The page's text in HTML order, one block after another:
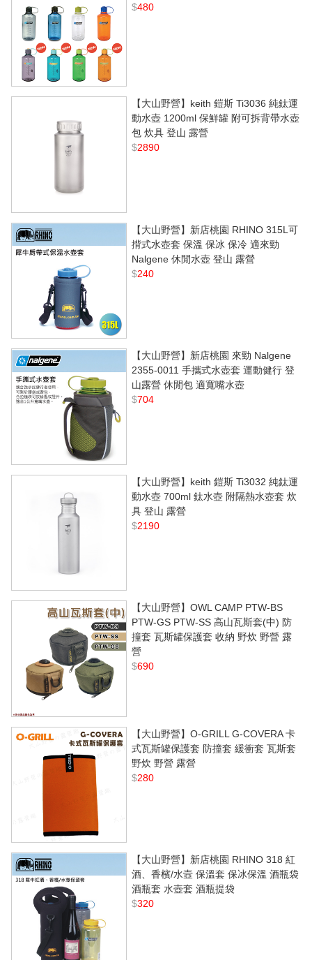
$480
【大山野營】keith 鎧斯 Ti3036 純鈦運
動水壺 1200ml 保鮮罐 附可拆背帶水壺
包 炊具 登山 露營
$2890
【大山野營】新店桃園 RHINO 315L可
揹式水壺套 保溫 保冰 保冷 適來勁
Nalgene 休閒水壺 登山 露營
$240
【大山野營】新店桃園 來勁 Nalgene
2355-0011 手攜式水壺套 運動健行 登
山露營 休閒包 適寬嘴水壺
$704
【大山野營】keith 鎧斯 Ti3032 純鈦運
動水壺 700ml 鈦水壺 附隔熱水壺套 炊
具 登山 露營
$2190
【大山野營】OWL CAMP PTW-BS
PTW-GS PTW-SS 高山瓦斯套(中) 防
撞套 瓦斯罐保護套 收納 野炊 野營 露
營
$690
【大山野營】O-GRILL G-COVERA 卡
式瓦斯罐保護套 防撞套 緩衝套 瓦斯套
野炊 野營 露營
$280
【大山野營】新店桃園 RHINO 318 紅
酒、香檳/水壼 保溫套 保冰保溫 酒瓶袋
酒瓶套 水壺套 酒瓶提袋
$320